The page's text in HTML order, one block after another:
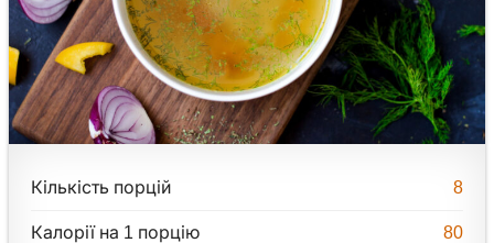
Кількість порцій 8
Калорії на 1 порцію 80